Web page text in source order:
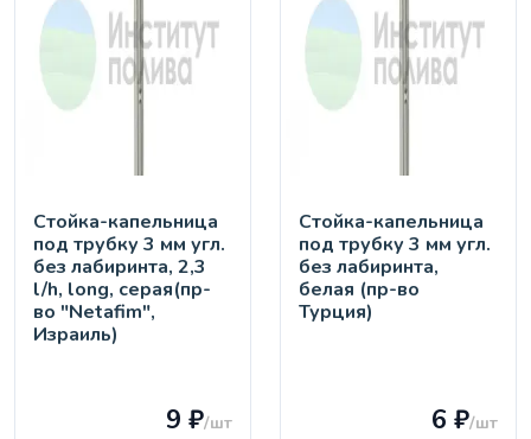
Стойка-капельница
под трубку 3 мм угл.
без лабиринта, 2,3
l/h, long, серая(пр-
во "Netafim",
Израиль)
9 ₽/шт
Стойка-капельница
под трубку 3 мм угл.
без лабиринта,
белая (пр-во
Турция)
6 ₽/шт